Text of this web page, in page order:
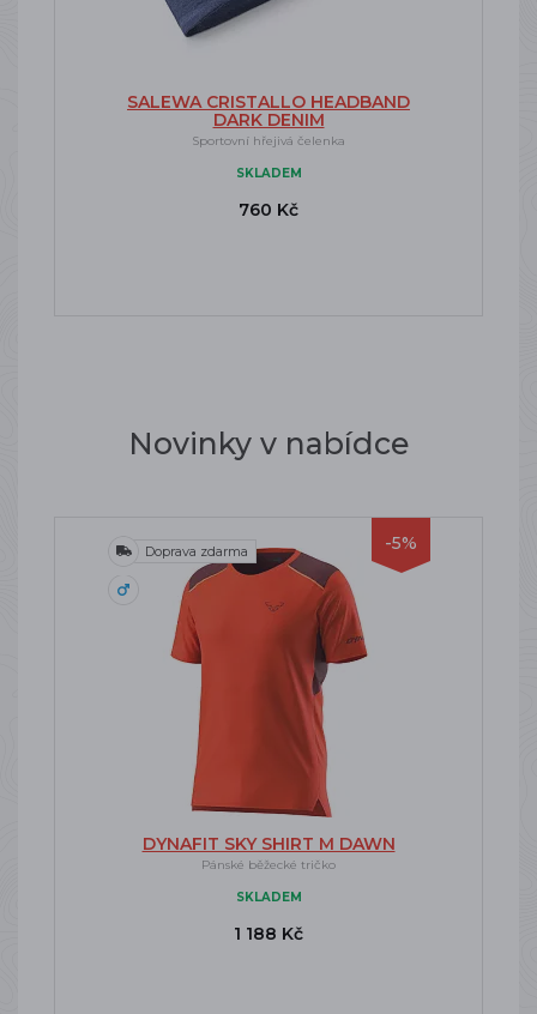
SALEWA CRISTALLO HEADBAND
DARK DENIM
Sportovní hřejivá čelenka
SKLADEM
760 Kč
Novinky v nabídce
-5%
Doprava zdarma
DYNAFIT SKY SHIRT M DAWN
Pánské běžecké tričko
SKLADEM
1 188 Kč